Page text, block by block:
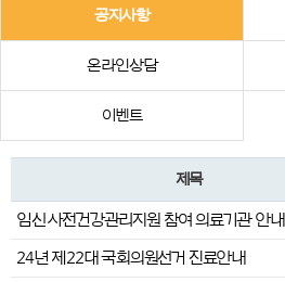
공지사항
온라인상담
이벤트
제목
임신 사전건강관리지원 참여 의료기관 안내
24년 제22대 국회의원선거 진료안내